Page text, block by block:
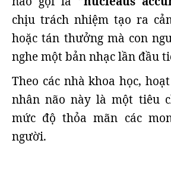
chịu trách nhiệm tạo ra
hoặc tán thưởng mà con
nghe một bản nhạc lần đầu
Theo các nhà khoa học,
nhân não này là một tiêu
mức độ thỏa mãn các
người.